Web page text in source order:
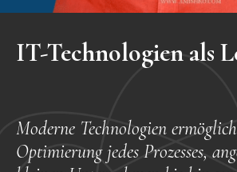
IT-Technologien als
Moderne Technologien
Optimierung jedes Prozesses,